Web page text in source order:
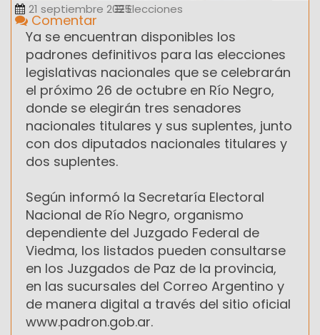
21 septiembre 2025Elecciones
Comentar
Ya se encuentran disponibles los
padrones definitivos para las elecciones
legislativas nacionales que se celebrarán
el próximo 26 de octubre en Río Negro,
donde se elegirán tres senadores
nacionales titulares y sus suplentes, junto
con dos diputados nacionales titulares y
dos suplentes.
Según informó la Secretaría Electoral
Nacional de Río Negro, organismo
dependiente del Juzgado Federal de
Viedma, los listados pueden consultarse
en los Juzgados de Paz de la provincia,
en las sucursales del Correo Argentino y
de manera digital a través del sitio oficial
www.padron.gob.ar.